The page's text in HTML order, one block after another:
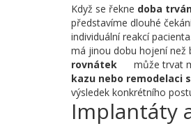
Když se řekne doba
představíme dlouhé
individuální reakcí pacienta.
má jinou dobu hojení než
rovnátek
může trvat
kazu nebo remodelaci
výsledek konkrétního
Implantáty